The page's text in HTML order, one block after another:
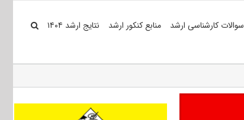
سوالات کارشناسی ارشد منابع کنکور ارشد نتایج ارشد ۱۴۰۴